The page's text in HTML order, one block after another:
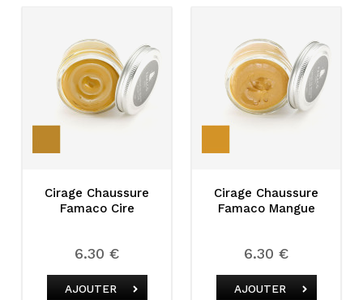
Cirage Chaussure
Famaco Cire
6.30 €
AJOUTER
Cirage Chaussure
Famaco Mangue
6.30 €
AJOUTER